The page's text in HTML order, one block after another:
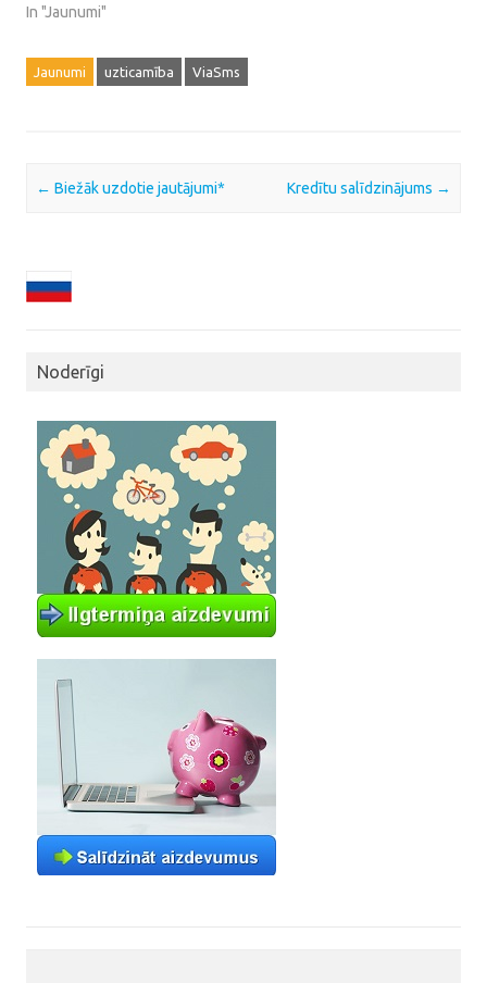
In "Jaunumi"
Jaunumi uzticamība ViaSms
Post navigation
← Biežāk uzdotie jautājumi* Kredītu salīdzinājums →
Noderīgi